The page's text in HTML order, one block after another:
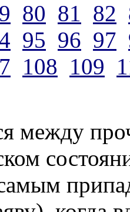
80 81 82
95 96 97
108 109
между